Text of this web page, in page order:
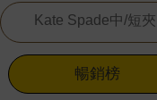
Kate Spade中/短夾
暢銷榜